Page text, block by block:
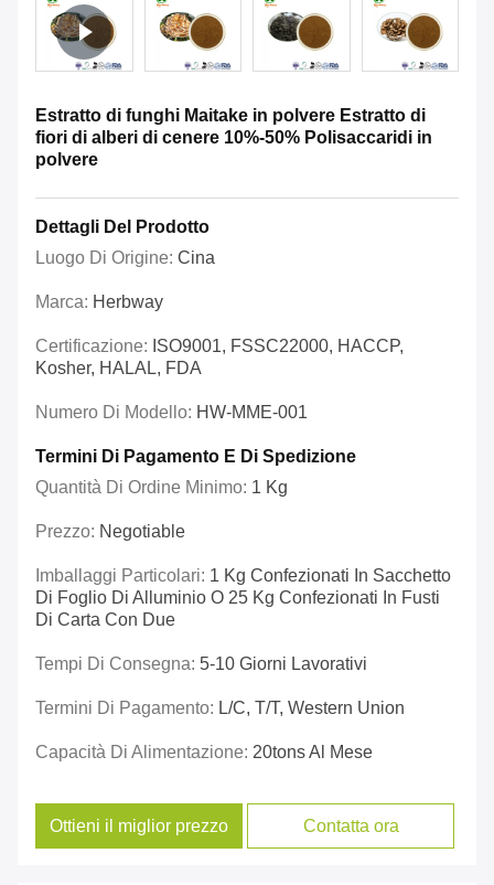
Estratto di funghi Maitake in polvere Estratto di
fiori di alberi di cenere 10%-50% Polisaccaridi in
polvere
Dettagli Del Prodotto
Luogo Di Origine: Cina
Marca: Herbway
Certificazione: ISO9001, FSSC22000, HACCP,
Kosher, HALAL, FDA
Numero Di Modello: HW-MME-001
Termini Di Pagamento E Di Spedizione
Quantità Di Ordine Minimo: 1 Kg
Prezzo: Negotiable
Imballaggi Particolari: 1 Kg Confezionati In Sacchetto
Di Foglio Di Alluminio O 25 Kg Confezionati In Fusti
Di Carta Con Due
Tempi Di Consegna: 5-10 Giorni Lavorativi
Termini Di Pagamento: L/C, T/T, Western Union
Capacità Di Alimentazione: 20tons Al Mese
Ottieni il miglior prezzo Contatta ora